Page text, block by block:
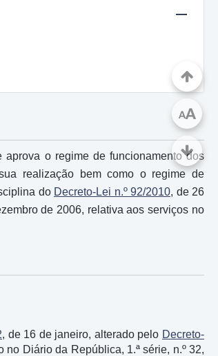
o regime de funcionamento dos
realização bem como o regime de
do Decreto-Lei n.º 92/2010, de 26
de 2006, relativa aos serviços no
, de 16 de janeiro, alterado pelo Decreto-
no Diário da República, 1.ª série, n.º 32,
AA